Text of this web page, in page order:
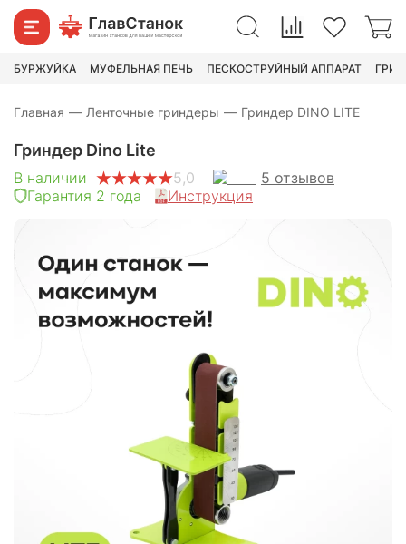
БУРЖУЙКА МУФЕЛЬНАЯ ПЕЧЬ ПЕСКОСТРУЙНЫЙ АППАРАТ
Главная — Ленточные гриндеры — Гриндер DINO LITE
Гриндер Dino Lite
В наличии 5,0 5 отзывов
Гарантия 2 года
Инструкция